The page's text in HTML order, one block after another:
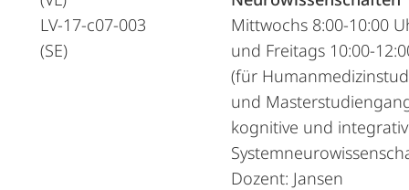
LV-17-c07-003
(SE)
Mittwochs 8:00-10:00
und Freitags 10:00-
(für
und
kognitive und
Dozent: Jansen